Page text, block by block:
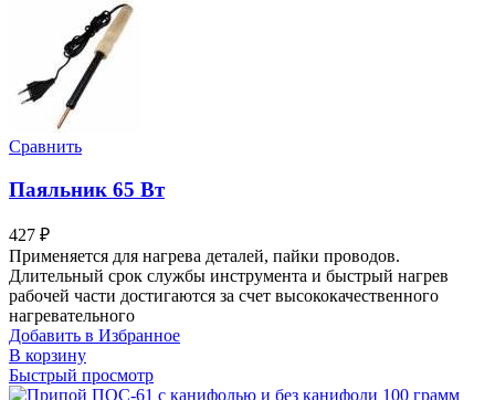
Сравнить
Паяльник 65 Вт
427 ₽
Применяется для нагрева деталей, пайки проводов.
Длительный срок службы инструмента и быстрый нагрев
рабочей части достигаются за счет высококачественного
нагревательного
Добавить в Избранное
В корзину
Быстрый просмотр